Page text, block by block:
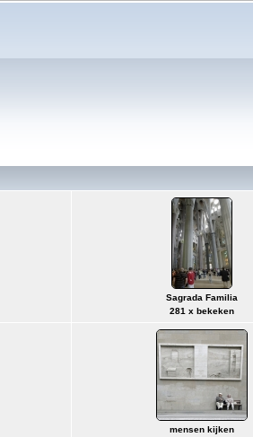
Sagrada Familia
281 x bekeken
mensen kijken